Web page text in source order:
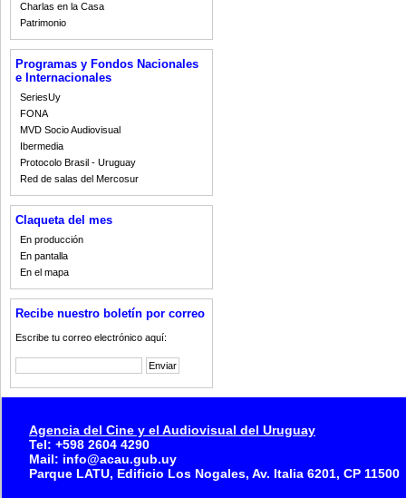
Charlas en la Casa
Patrimonio
Programas y Fondos Nacionales
e Internacionales
SeriesUy
FONA
MVD Socio Audiovisual
Ibermedia
Protocolo Brasil - Uruguay
Red de salas del Mercosur
Claqueta del mes
En producción
En pantalla
En el mapa
Recibe nuestro boletín por correo
Escribe tu correo electrónico aquí:
Agencia del Cine y el Audiovisual del Uruguay
Tel: +598 2604 4290
Mail: info@acau.gub.uy
Parque LATU, Edificio Los Nogales, Av. Italia 6201, CP 11500